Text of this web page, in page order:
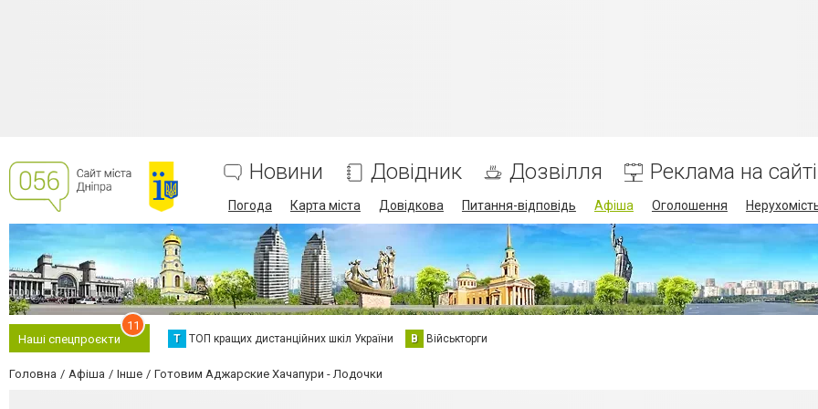
Новини Довідник Дозвілля Реклама на сайті
Погода Карта міста Довідкова Питання-відповідь Афіша Оголошення
Наші спецпроєкти
11
Т ТОП кращих дистанційних шкіл України В Військторги
Головна Афіша Інше Готовим Аджарские Хачапури - Лодочки